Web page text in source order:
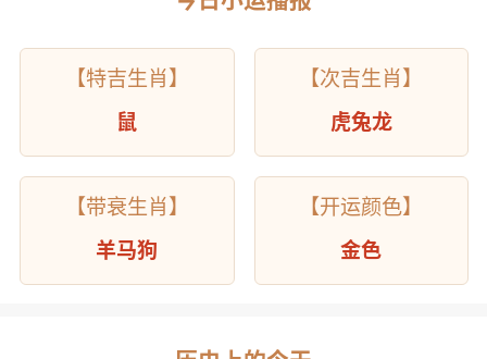
【特吉生肖】
鼠
【次吉生肖】
虎兔龙
【带衰生肖】
羊马狗
【开运颜色】
金色